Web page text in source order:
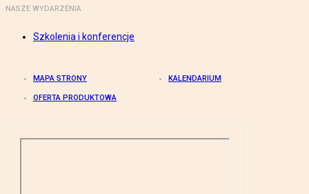
NASZE WYDARZENIA
Szkolenia i konferencje
MAPA STRONY KALENDARIUM
OFERTA PRODUKTOWA